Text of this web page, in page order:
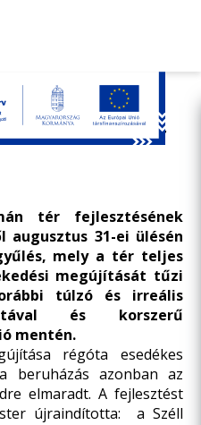
Széll Kálmán tér
tér fejlesztésének
augusztus 31-ei ülésén
mely a tér teljes
megújítását tűzi
túlzó és irreális
és korszerű
mentén.
régóta esedékes
beruházás azonban az
elmaradt. A fejlesztést
újraindította: a Széll